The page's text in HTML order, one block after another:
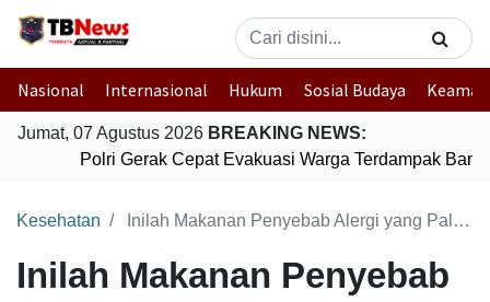
Nasional Internasional Hukum Sosial Budaya
Jumat, 07 Agustus 2026 BREAKING NEWS:
Polri Gerak Cepat Evakuasi Warga Terdampak Banjir
Kesehatan Inilah Makanan Penyebab Alergi yang Paling Umum
Inilah Makanan Penyebab